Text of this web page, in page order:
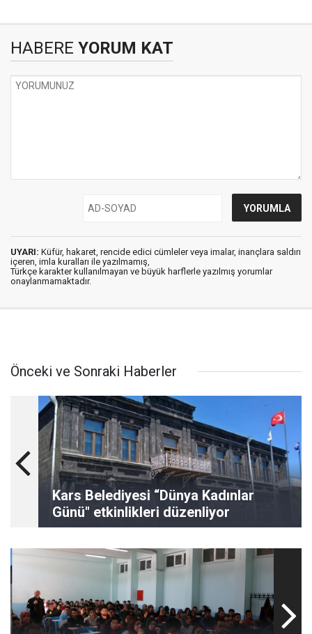
HABERE YORUM KAT
UYARI: Küfür, hakaret, rencide edici cümleler veya imalar, inançlara saldırı
içeren, imla kuralları ile yazılmamış,
Türkçe karakter kullanılmayan ve büyük harflerle yazılmış yorumlar
onaylanmamaktadır.
Önceki ve Sonraki Haberler
Kars Belediyesi “Dünya Kadınlar
Günü" etkinlikleri düzenliyor